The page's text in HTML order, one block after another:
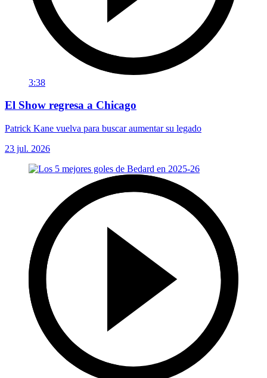
3:38
El Show regresa a Chicago
Patrick Kane vuelva para buscar aumentar su legado
23 jul. 2026